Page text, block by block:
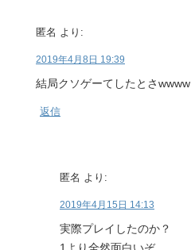
匿名 より:
2019年4月8日 19:39
結局クソゲーてしたとさwwww
返信
匿名 より:
2019年4月15日 14:13
実際プレイしたのか？